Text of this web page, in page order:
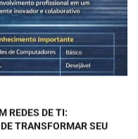
REDES DE TI:
TRANSFORMAR SEU